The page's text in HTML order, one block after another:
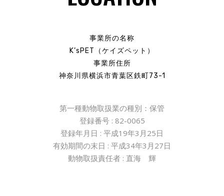
事業所の名称
K’sPET（ケイズペット）
事業所住所
神奈川県横浜市青葉区鉄町73-1
第一種動物取扱業の種別：保管
登録番号: 82-0065
登録年月日 : 平成19年3 月 25日
有効期間の末日 : 平成34年3 月 27日
動物取扱責任者 : 直海 輝